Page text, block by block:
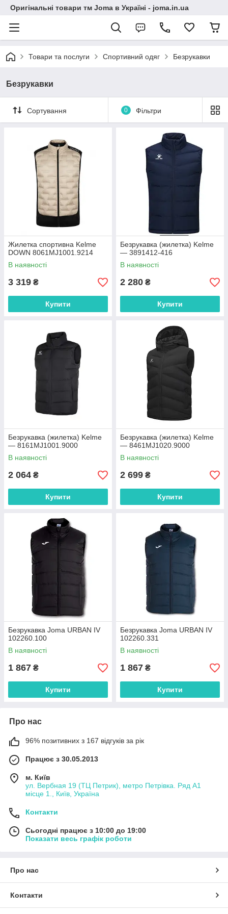
Оригінальні товари тм Joma в Україні - joma.in.ua
Товари та послуги Спортивний одяг Безрукавки
Безрукавки
Сортування 0 Фільтри
Жилетка спортивна Kelme
DOWN 8061MJ1001.9214
В наявності
3 319 ₴
Купити
Безрукавка (жилетка) Kelme
— 3891412-416
В наявності
2 280 ₴
Купити
Безрукавка (жилетка) Kelme
— 8161MJ1001.9000
В наявності
2 064 ₴
Купити
Безрукавка (жилетка) Kelme
— 8461MJ1020.9000
В наявності
2 699 ₴
Купити
Безрукавка Joma URBAN IV
102260.100
В наявності
1 867 ₴
Купити
Безрукавка Joma URBAN IV
102260.331
В наявності
1 867 ₴
Купити
Про нас
96% позитивних з 167 відгуків за рік
Працює з 30.05.2013
м. Київ
ул. Вербная 19 (ТЦ Петрик), метро Петрівка. Ряд А1
місце 1., Київ, Україна
Контакти
Сьогодні працює з 10:00 до 19:00
Показати весь графік роботи
Про нас
Контакти